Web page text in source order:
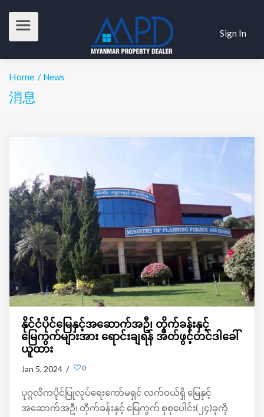
Sign In
Home / News
消息
နိုင်ငံပိုင်မြေနှင့်အဆောက်အဦ၊ တိုက်ခန်းနှင့်
မြေကွက်များအား ရောင်းချရန် အိတ်ဖွင့်တင်ဒါခေါ်
ယူထား
Jan 5, 2024 / 0
ပုဂ္ဂလိကပိုင်ပြုလုပ်ရေးကော်မရှင် လက်ဝယ်ရှိ မြေနှင့်
အဆောက်အဦ၊ တိုက်ခန်းနှင့် မြေကွက် စုစုပေါင်း(၂၄)ခုကို